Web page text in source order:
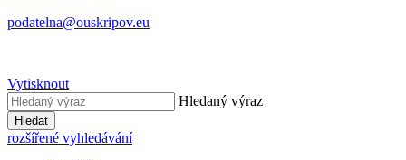
podatelna@ouskripov.eu
Vytisknout
Hledaný výraz
Hledat
rozšířené vyhledávání